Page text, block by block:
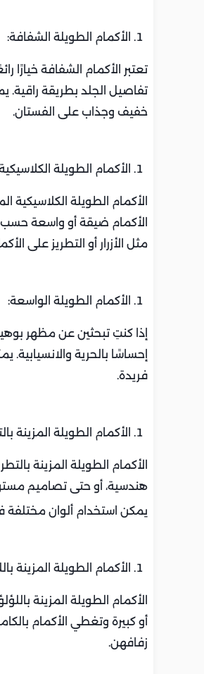
الأكمام الطويلة الشفافة:
تعتبر الأكمام الشفافة خيارًا
تفاصيل الجلد بطريقة
خفيف وجذاب على الفستان.
الأكمام الطويلة
الأكمام الطويلة
الأكمام ضيقة أو واسعة
مثل الأزرار أو التطريز على
الأكمام الطويلة الواسعة:
إذا كنتِ تبحثين عن مظهر
إحساسًا بالحرية
فريدة.
الأكمام الطويلة المزينة
الأكمام الطويلة المزينة
هندسية، أو حتى تصاميم
يمكن استخدام ألوان
الأكمام الطويلة المزينة
الأكمام الطويلة المزينة
أو كبيرة وتغطي الأكمام
زفافهن.